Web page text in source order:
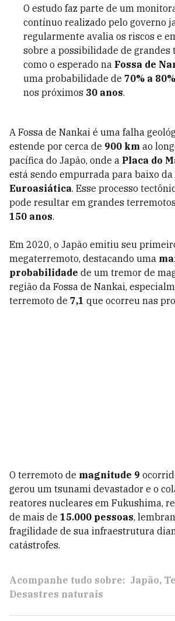
O estudo faz parte de um
contínuo realizado pelo governo
regularmente avalia os riscos e
sobre a possibilidade de grandes
como o esperado na Fossa de
uma probabilidade de 70% a 80%
nos próximos 30 anos.
A Fossa de Nankai é uma falha
estende por cerca de 900 km ao
pacífica do Japão, onde a Placa do
está sendo empurrada para baixo da
Euroasiática. Esse processo
pode resultar em grandes
150 anos.
Em 2020, o Japão emitiu seu
megaterremoto, destacando uma
probabilidade de um tremor de
região da Fossa de Nankai,
terremoto de 7,1 que ocorreu nas
O terremoto de magnitude 9
gerou um tsunami devastador e o
reatores nucleares em Fukushima,
de mais de 15.000 pessoas,
fragilidade de sua infraestrutura
catástrofes.
Acompanhe tudo sobre: Japão
Desastres naturais